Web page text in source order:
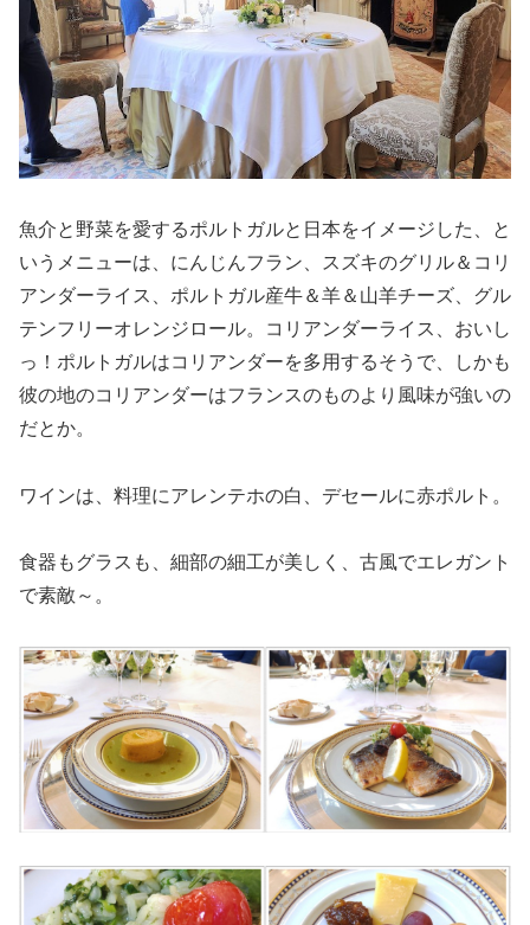
魚介と野菜を愛するポルトガルと日本をイメージした、と
いうメニューは、にんじんフラン、スズキのグリル＆コリ
アンダーライス、ポルトガル産牛＆羊＆山羊チーズ、グル
テンフリーオレンジロール。コリアンダーライス、おいし
っ！ポルトガルはコリアンダーを多用するそうで、しかも
彼の地のコリアンダーはフランスのものより風味が強いの
だとか。
ワインは、料理にアレンテホの白、デセールに赤ポルト。
食器もグラスも、細部の細工が美しく、古風でエレガント
で素敵～。